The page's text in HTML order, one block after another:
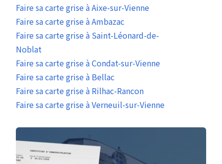
Faire sa carte grise à Aixe-sur-Vienne
Faire sa carte grise à Ambazac
Faire sa carte grise à Saint-Léonard-de-
Noblat
Faire sa carte grise à Condat-sur-Vienne
Faire sa carte grise à Bellac
Faire sa carte grise à Rilhac-Rancon
Faire sa carte grise à Verneuil-sur-Vienne